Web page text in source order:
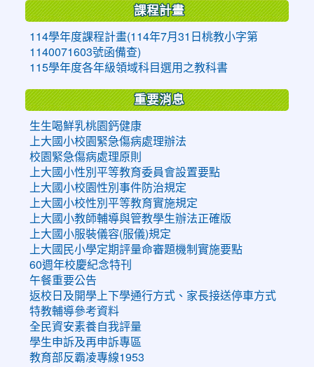
課程計畫
114學年度課程計畫(114年7月31日桃教小字第
1140071603號函備查)
115學年度各年級領域科目選用之教科書
重要消息
生生喝鮮乳桃園鈣健康
上大國小校園緊急傷病處理辦法
校園緊急傷病處理原則
上大國小性別平等教育委員會設置要點
上大國小校園性別事件防治規定
上大國小校性別平等教育實施規定
上大國小教師輔導與管教學生辦法正確版
上大國小服裝儀容(服儀)規定
上大國民小學定期評量命審題機制實施要點
60週年校慶紀念特刊
午餐重要公告
返校日及開學上下學通行方式、家長接送停車方式
特教輔導參考資料
全民資安素養自我評量
學生申訴及再申訴專區
教育部反霸凌專線1953